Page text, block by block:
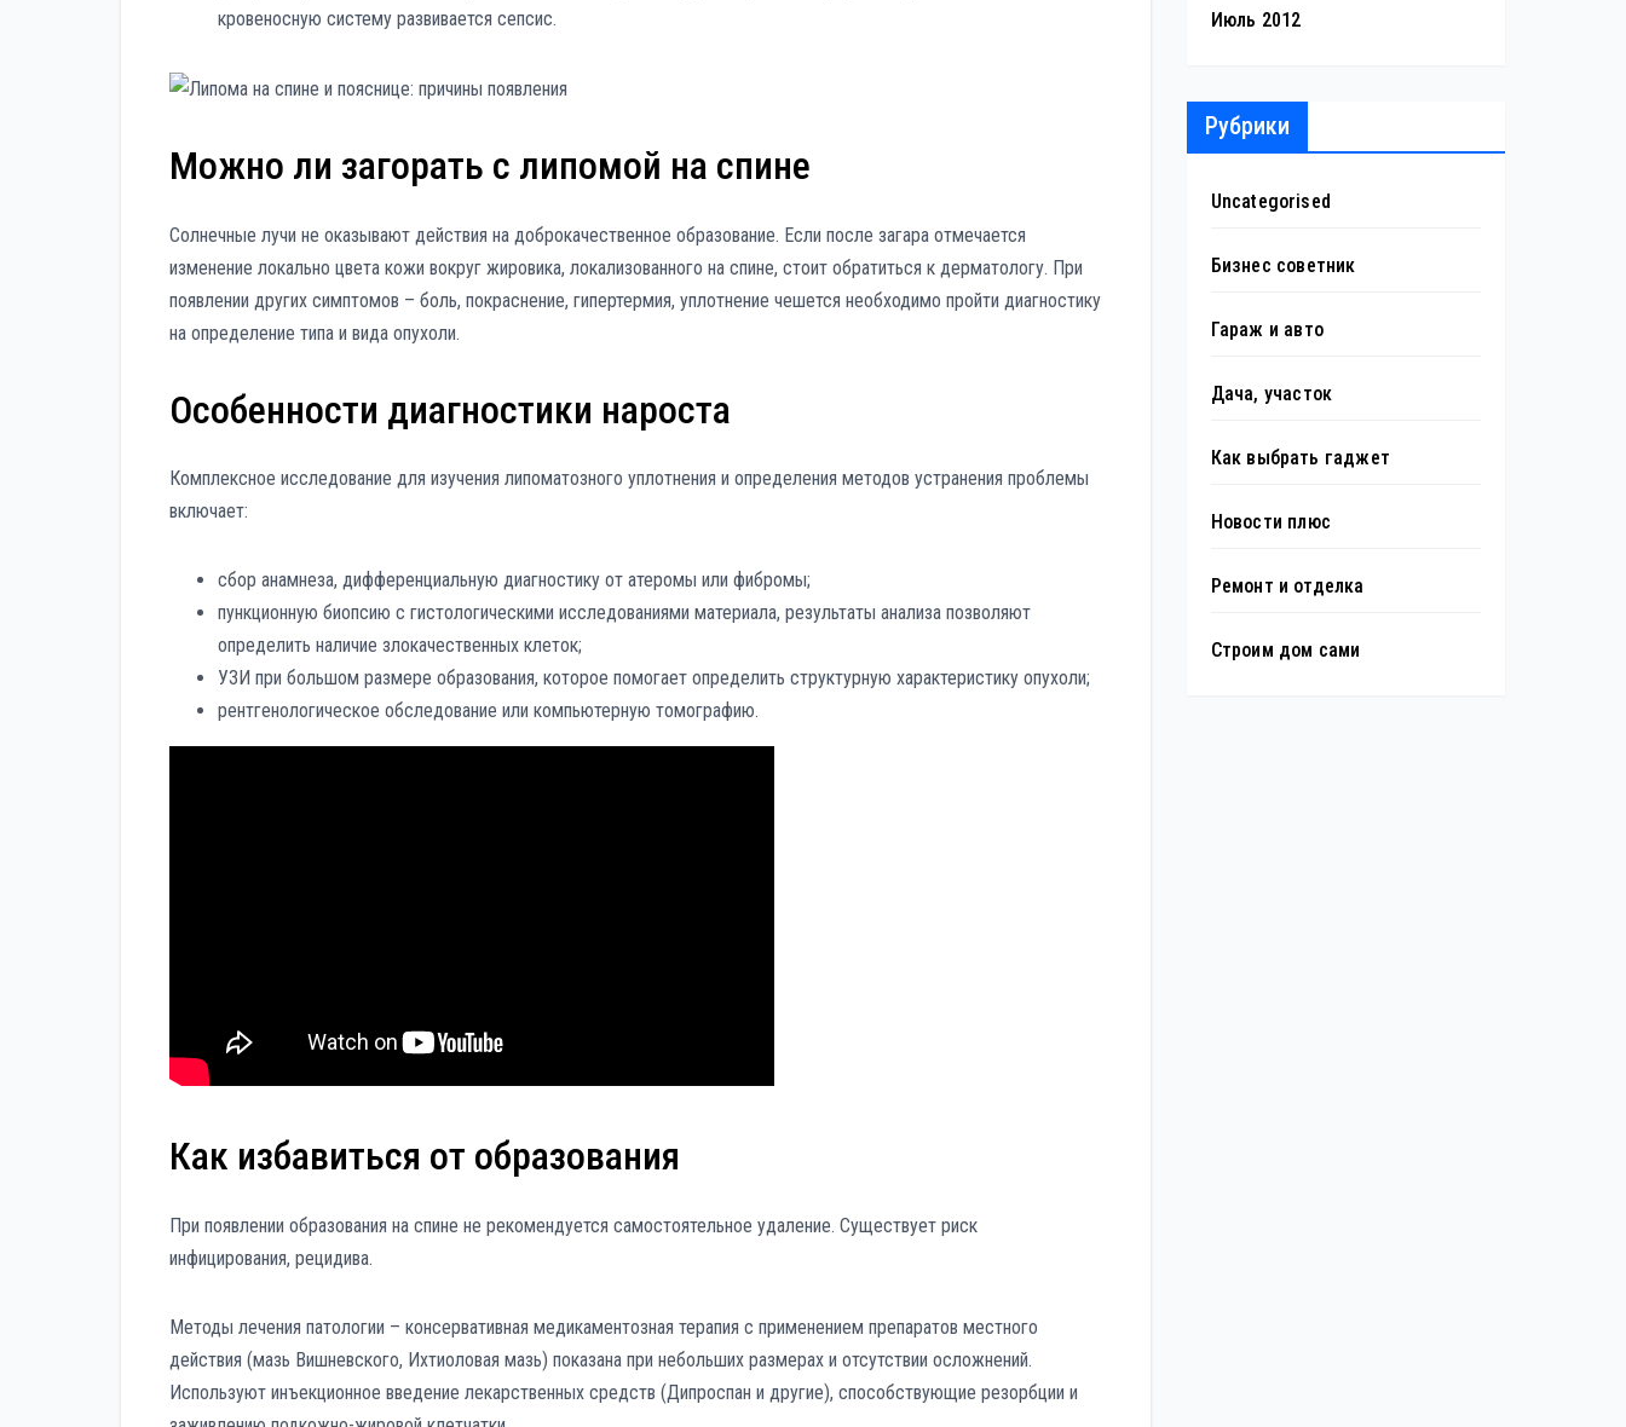
кровеносную систему развивается сепсис.
Можно ли загорать с липомой на спине
Солнечные лучи не оказывают действия на доброкачественное образование. Если после загара отмечается
изменение локально цвета кожи вокруг жировика, локализованного на спине, стоит обратиться к дерматологу. При
появлении других симптомов – боль, покраснение, гипертермия, уплотнение чешется необходимо пройти диагностику
на определение типа и вида опухоли.
Особенности диагностики нароста
Комплексное исследование для изучения липоматозного уплотнения и определения методов устранения проблемы
включает:
сбор анамнеза, дифференциальную диагностику от атеромы или фибромы;
пункционную биопсию с гистологическими исследованиями материала, результаты анализа позволяют
определить наличие злокачественных клеток;
УЗИ при большом размере образования, которое помогает определить структурную характеристику опухоли;
рентгенологическое обследование или компьютерную томографию.
Как избавиться от образования
При появлении образования на спине не рекомендуется самостоятельное удаление. Существует риск
инфицирования, рецидива.
Методы лечения патологии – консервативная медикаментозная терапия с применением препаратов местного
действия (мазь Вишневского, Ихтиоловая мазь) показана при небольших размерах и отсутствии осложнений.
Используют инъекционное введение лекарственных средств (Дипроспан и другие), способствующие резорбции и
Июль 2012
Рубрики
Uncategorised
Бизнес советник
Гараж и авто
Дача, участок
Как выбрать гаджет
Новости плюс
Ремонт и отделка
Строим дом сами